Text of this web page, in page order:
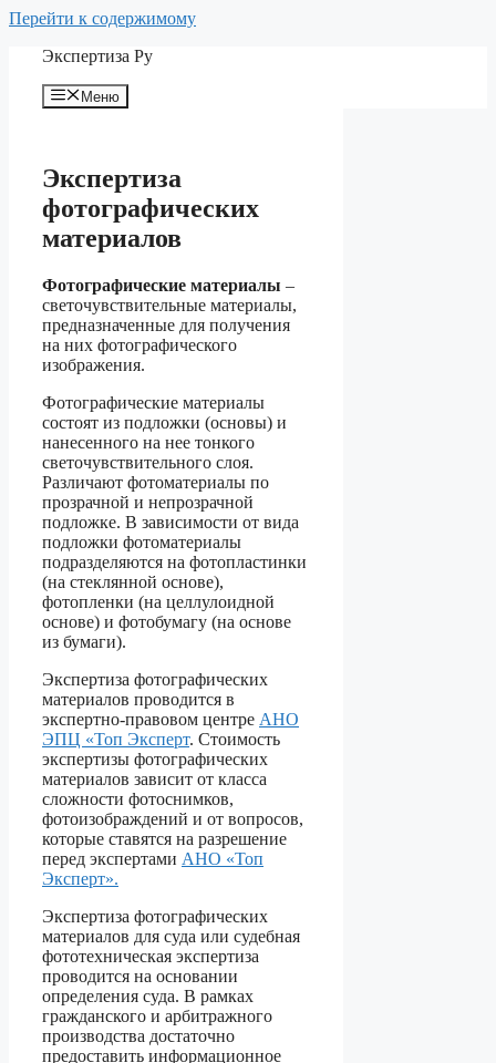
Перейти к содержимому
Экспертиза Ру
Меню
Экспертиза
фотографических
материалов
Фотографические материалы –
светочувствительные материалы,
предназначенные для получения
на них фотографического
изображения.
Фотографические материалы
состоят из подложки (основы) и
нанесенного на нее тонкого
светочувствительного слоя.
Различают фотоматериалы по
прозрачной и непрозрачной
подложке. В зависимости от вида
подложки фотоматериалы
подразделяются на фотопластинки
(на стеклянной основе),
фотопленки (на целлулоидной
основе) и фотобумагу (на основе
из бумаги).
Экспертиза фотографических
материалов проводится в
экспертно-правовом центре АНО
ЭПЦ «Топ Эксперт. Стоимость
экспертизы фотографических
материалов зависит от класса
сложности фотоснимков,
фотоизображдений и от вопросов,
которые ставятся на разрешение
перед экспертами АНО «Топ
Эксперт».
Экспертиза фотографических
материалов для суда или судебная
фототехническая экспертиза
проводится на основании
определения суда. В рамках
гражданского и арбитражного
производства достаточно
предоставить информационное